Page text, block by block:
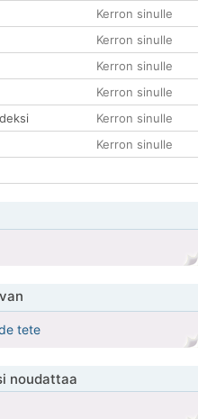
Kerron sinulle
Kerron sinulle
Kerron sinulle
Kerron sinulle
Kerron sinulle
Kerron sinulle
tete
noudattaa